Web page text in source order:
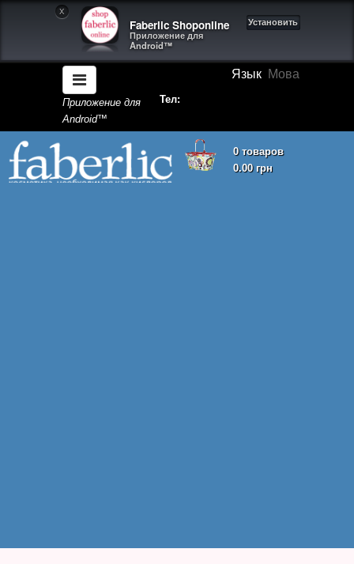
X
Faberlic Shoponline
Приложение для
Android™
Установить
Язык Мова
Приложение для
Android™
Тел:
0 товаров
0.00 грн
Корзина покупок пуста!